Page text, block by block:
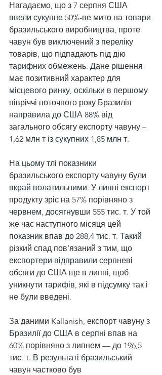
Нагадаємо, що з 7 серпня США
ввели сукупне 50%-ве мито на товари
бразильського виробництва, проте
чавун був виключений з переліку
товарів, що підпадають під дію
тарифних обмежень. Дане рішення
має позитивний характер для
місцевого ринку, оскільки в першому
півріччі поточного року Бразилія
направила до США 88% від
загального обсягу експорту чавуну –
1,62 млн т із сукупних 1,85 млн т.
На цьому тлі показники
бразильського експорту чавуну були
вкрай волатильними. У липні експорт
продукту зріс на 57% порівняно з
червнем, досягнувши 555 тис. т. У той
же час наступного місяця цей
показник впав до 288,4 тис. т. Такий
різкий спад пов’язаний з тим, що
експортери відправили серпневі
обсяги до США ще в липні, щоб
уникнути тарифів, які в підсумку так і
не були введені.
За даними Kallanish, експорт чавуну з
Бразилії до США в серпні впав на
60% порівняно з липнем — до 196,5
тис. т. В результаті бразильський
чавун частково був